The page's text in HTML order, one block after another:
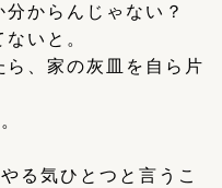
からんじゃない？
いと。
ら、家の灰皿を自ら片
る気ひとつと言うこ